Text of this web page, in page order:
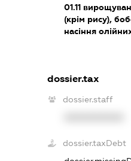
01.11
(крім рису),
насіння
dossier.tax
dossier.staff
dossier.taxDebt